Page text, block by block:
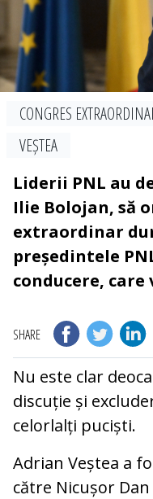
CONGRES
VEȘTEA
Liderii PNL au
Ilie Bolojan, să
extraordinar
președintele
conducere,
SHARE
Nu este clar
discuție și
celorlalți puciști.
Adrian Veștea a
către Nicușor